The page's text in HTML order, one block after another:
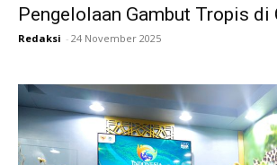
Pengelolaan Gambut Tropis di
Redaksi - 24 November 2025